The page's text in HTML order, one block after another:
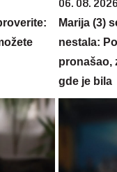
06. 08.
Marija (3)
nestala:
pronašao,
gde je bila